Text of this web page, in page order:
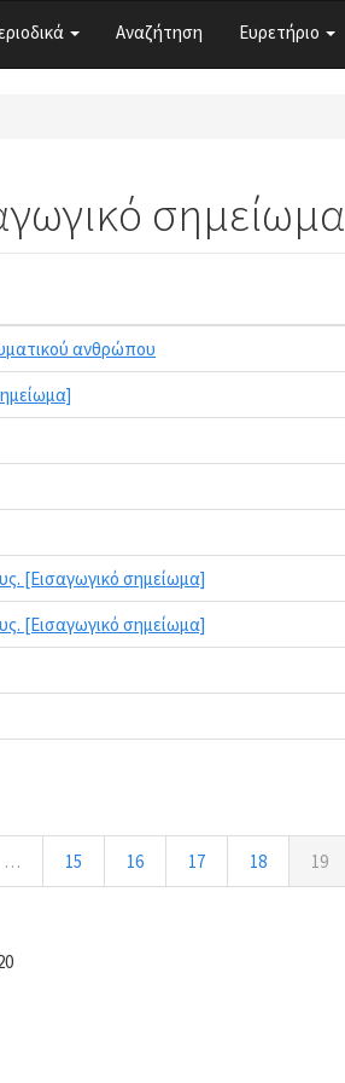
Αναζήτηση Ευρετήριο
σημείωμα
ανθρώπου
[Εισαγωγικό σημείωμα]
[Εισαγωγικό σημείωμα]
… 15 16 17 18 19